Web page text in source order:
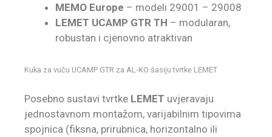
MEMO Europe – modeli 29001 – 29008
LEMET UCAMP GTR TH – modularan,
robustan i cjenovno atraktivan
Kuka za vuču UCAMP GTR za AL-KO šasiju tvrtke LEMET
Posebno sustavi tvrtke LEMET uvjeravaju
jednostavnom montažom, varijabilnim tipovima
spojnica (fiksna, prirubnica, horizontalno ili